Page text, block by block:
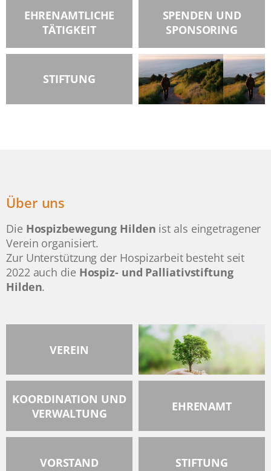
EHRENAMTLICHE
TÄTIGKEIT
SPENDEN UND
SPONSORING
STIFTUNG
Über uns
Die Hospizbewegung Hilden ist als eingetragener
Verein organisiert.
Zur Unterstützung der Hospizarbeit besteht seit
2022 auch die Hospiz- und Palliativstiftung
Hilden.
VEREIN
KOORDINATION UND
VERWALTUNG
EHRENAMT
VORSTAND STIFTUNG